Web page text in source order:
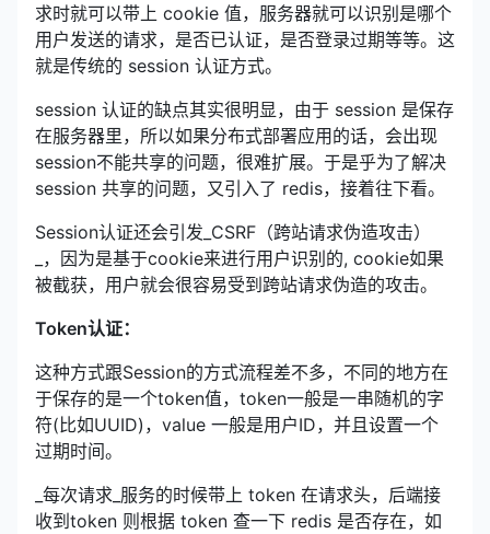
求时就可以带上 cookie 值，服务器就可以识别是哪个
用户发送的请求，是否已认证，是否登录过期等等。这
就是传统的 session 认证方式。
session 认证的缺点其实很明显，由于 session 是保存
在服务器里，所以如果分布式部署应用的话，会出现
session不能共享的问题，很难扩展。于是乎为了解决
session 共享的问题，又引入了 redis，接着往下看。
Session认证还会引发_CSRF（跨站请求伪造攻击）
_，因为是基于cookie来进行用户识别的, cookie如果
被截获，用户就会很容易受到跨站请求伪造的攻击。
Token认证：
这种方式跟Session的方式流程差不多，不同的地方在
于保存的是一个token值，token一般是一串随机的字
符(比如UUID)，value 一般是用户ID，并且设置一个
过期时间。
_每次请求_服务的时候带上 token 在请求头，后端接
收到token 则根据 token 查一下 redis 是否存在，如